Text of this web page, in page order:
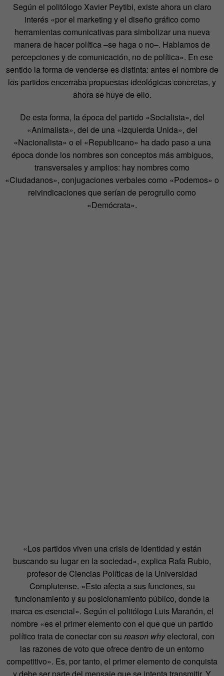
Según el politólogo Xavier Peytibi, existe ahora un claro
interés «por el marketing y el diseño gráfico como
herramientas comunicativas para simbolizar una nueva
manera de hacer política –se haga o no–. Hablamos de
percepciones y de comunicación, no de política». En ese
sentido la forma de venderse es distinta: antes el nombre de
los partidos encerraba propuestas ideológicas concretas, y
ahora se huye de ello.
De esta forma, la época del partido «Socialista», del
«Animalista», del de una «Izquierda Unida», del
«Nacionalista» o el «Republicano» ha dado paso a una
época donde los nombres son conceptos más ambiguos,
transversales y amplios: hay nombres como
«Ciudadanos», conjugaciones verbales como «Podemos» o
reivindicaciones que serían de perogrullo como
«Demócrata».
«Los partidos viven una crisis de identidad y están
buscando su lugar en la sociedad», explica Rafa Rubio,
profesor de Ciencias Políticas de la Universidad
Complutense. «Esto afecta a sus funciones, su
funcionamiento y su posicionamiento público, donde la
marca es esencial». Según el politólogo Luis Marañón, el
nombre «es el primer elemento con el que que un partido
político trata de conectar con su reason whyelectoral, con
las razones de voto que ofrece dentro de un entorno
competitivo». Es, por tanto, el primer elemento de conquista
y debe ser parte del mensaje que se intenta transmitir. Y